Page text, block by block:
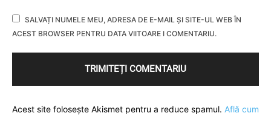
SALVAȚI NUMELE MEU, ADRESA DE E-MAIL ȘI SITE-UL WEB ÎN
ACEST BROWSER PENTRU DATA VIITOARE I COMENTARIU.
Acest site folosește Akismet pentru a reduce spamul. Află cum